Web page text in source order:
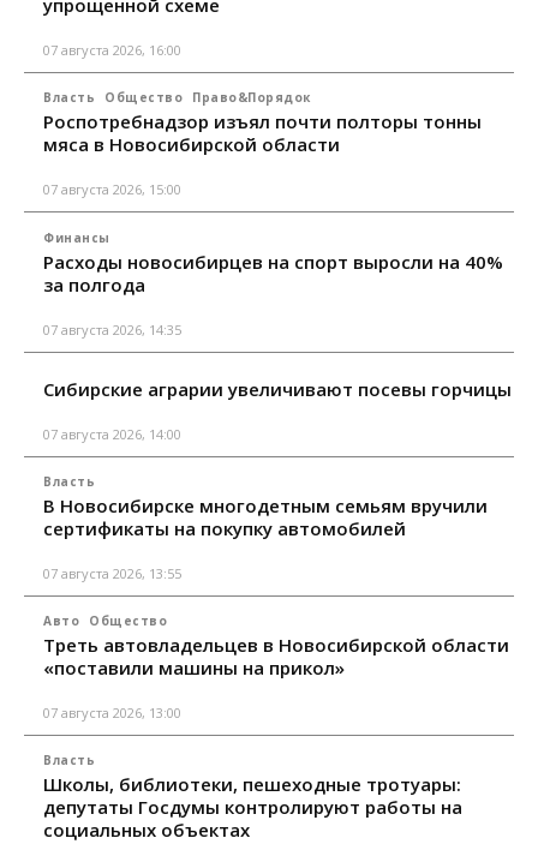
упрощенной схеме
07 августа 2026, 16:00
Власть Общество Право&Порядок
Роспотребнадзор изъял почти полторы тонны
мяса в Новосибирской области
07 августа 2026, 15:00
Финансы
Расходы новосибирцев на спорт выросли на 40%
за полгода
07 августа 2026, 14:35
Сибирские аграрии увеличивают посевы горчицы
07 августа 2026, 14:00
Власть
В Новосибирске многодетным семьям вручили
сертификаты на покупку автомобилей
07 августа 2026, 13:55
Авто Общество
Треть автовладельцев в Новосибирской области
«поставили машины на прикол»
07 августа 2026, 13:00
Власть
Школы, библиотеки, пешеходные тротуары:
депутаты Госдумы контролируют работы на
социальных объектах